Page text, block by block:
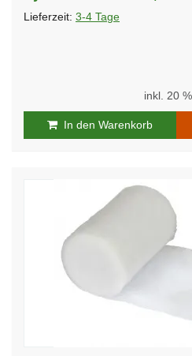
Lieferzeit: 3-4 Tage
inkl. 20
In den Warenkorb